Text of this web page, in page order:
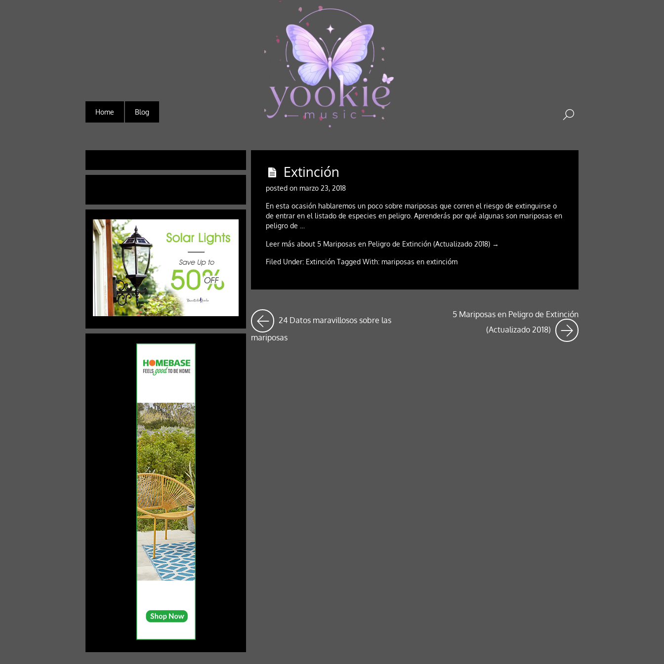
Home Blog
Extinción
posted on marzo 23, 2018
En esta ocasión hablaremos un poco sobre mariposas que corren el riesgo de extinguirse o
de entrar en el listado de especies en peligro. Aprenderás por qué algunas son mariposas en
peligro de …
Leer más about 5 Mariposas en Peligro de Extinción (Actualizado 2018) →
Filed Under: Extinción Tagged With: mariposas en extincióm
24 Datos maravillosos sobre las
mariposas
5 Mariposas en Peligro de Extinción
(Actualizado 2018)